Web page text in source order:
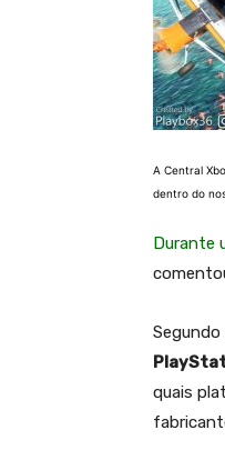
A Central
dentro do
Durante
quais